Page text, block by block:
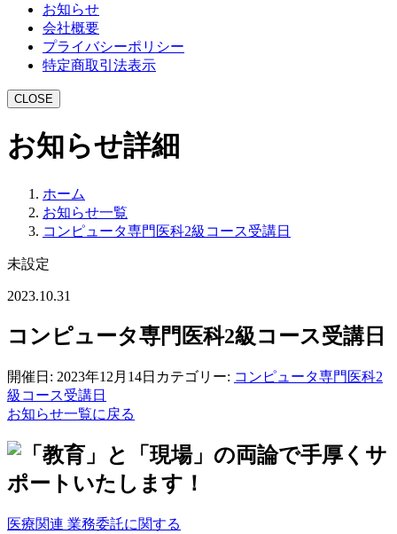
お知らせ
会社概要
プライバシーポリシー
特定商取引法表示
CLOSE
お知らせ詳細
ホーム
お知らせ一覧
コンピュータ専門医科2級コース受講日
未設定
2023.10.31
コンピュータ専門医科2級コース受講日
開催日: 2023年12月14日 カテゴリー: コンピュータ専門医科2
級コース受講日
お知らせ一覧に戻る
医療関連 業務委託に関する